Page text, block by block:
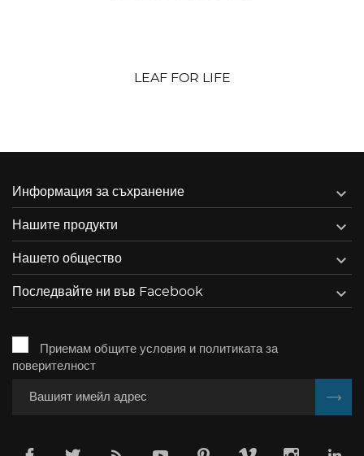
LEAF FOR LIFE
Информация за съхранение 
Нашите продукти 
Нашето общество 
Последвайте ни във Facebook 
Приемам общите условия и политиката за
поверителност